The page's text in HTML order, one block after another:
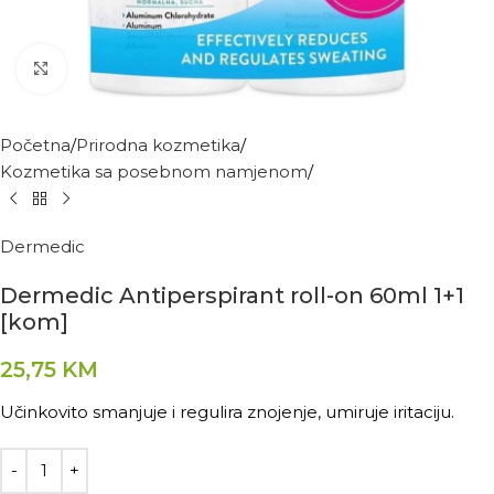
Kliknite za povećanje
Početna Prirodna kozmetika
Kozmetika sa posebnom namjenom
Dermedic
Dermedic Antiperspirant roll-on 60ml 1+1
[kom]
25,75 KM
Učinkovito smanjuje i regulira znojenje, umiruje iritaciju.